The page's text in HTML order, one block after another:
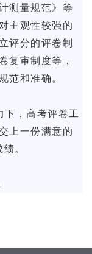
测量规范》等
主观性较强的
评分的评卷制
复审制度等，
范和准确。
下，高考评卷工
上一份满意的
。